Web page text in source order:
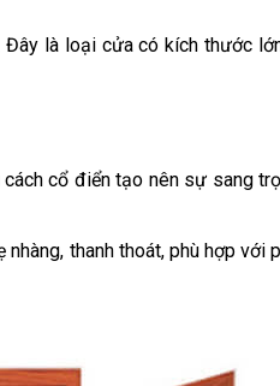
Đây là loại cửa có kích thước
cổ điển tạo nên sự sang
thanh thoát,phù hợp với